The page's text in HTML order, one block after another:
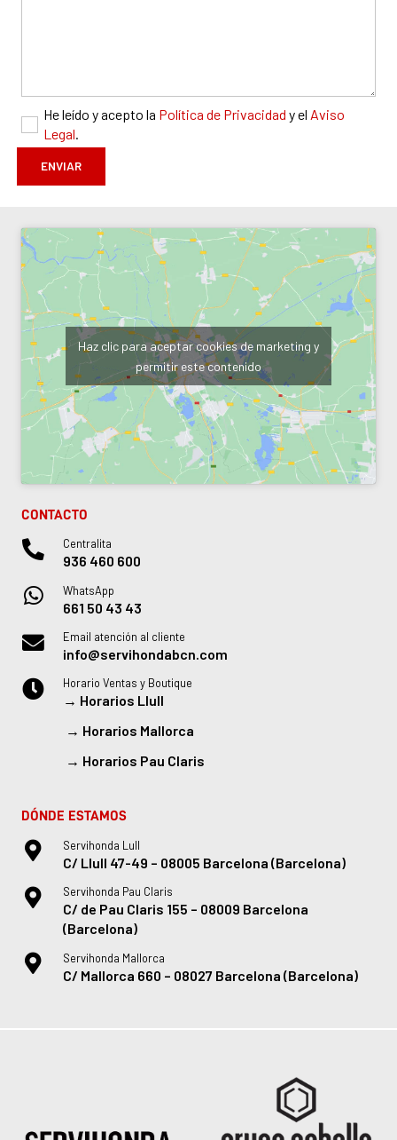
He leído y acepto la Política de Privacidad y el Aviso
Legal.
Haz clic para aceptar cookies de marketing y
permitir este contenido
CONTACTO
Centralita
936 460 600
WhatsApp
661 50 43 43
Email atención al cliente
info@servihondabcn.com
Horario Ventas y Boutique
→ Horarios Llull
→ Horarios Mallorca
→ Horarios Pau Claris
DÓNDE ESTAMOS
Servihonda Lull
C/ Llull 47-49 – 08005 Barcelona (Barcelona)
Servihonda Pau Claris
C/ de Pau Claris 155 – 08009 Barcelona
(Barcelona)
Servihonda Mallorca
C/ Mallorca 660 – 08027 Barcelona (Barcelona)